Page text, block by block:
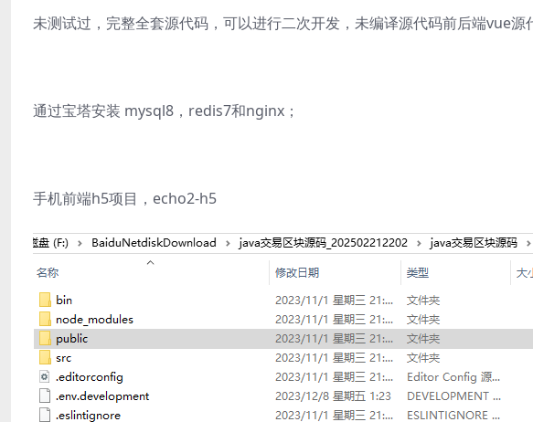
未测试过，完整全套源代码，可以进行二次开发，未编译源代码前后端vue
通过宝塔安装 mysql8，redis7和nginx；
手机前端h5项目，echo2-h5